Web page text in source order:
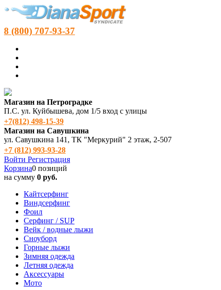
8 (800) 707-93-37
Магазин на Петроградке
П.С. ул. Куйбышева, дом 1/5 вход с улицы
+7(812) 498‑15-39
Магазин на Савушкина
ул. Савушкина 141, ТК "Меркурий" 2 этаж, 2-507
+7 (812) 993-93-28
Войти Регистрация
Корзина0 позиций
на сумму 0 руб.
Кайтсерфинг
Виндсерфинг
Фоил
Серфинг / SUP
Вейк / водные лыжи
Сноуборд
Горные лыжи
Зимняя одежда
Летняя одежда
Аксессуары
Мото